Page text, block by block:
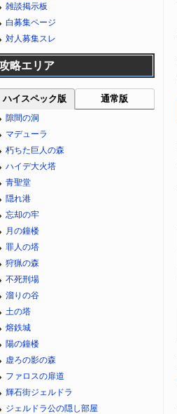
雑談掲示板
白募集ページ
対人募集スレ
略エリア
ハイスペック版
隙間の洞
マデューラ
朽ちた巨人の森
ハイデ大火塔
青聖堂
隠れ港
忘却の牢
月の鐘楼
罪人の塔
狩猟の森
不死刑場
溜りの谷
土の塔
熔鉄城
陽の鐘楼
虚ろの影の森
ファロスの扉道
輝石街ジェルドラ
ジェルドラ公の隠し部屋
通常版